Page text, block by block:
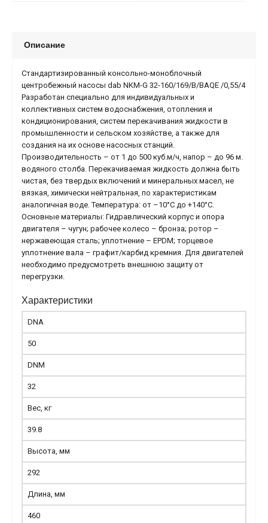
Описание
Стандартизированный консольно-моноблочный
центробежный насосы dab NKM-G 32-160/169/B/BAQE /0,55/4
Разработан специально для индивидуальных и
коллективных систем водоснабжения, отопления и
кондиционирования, систем перекачивания жидкости в
промышленности и сельском хозяйстве, а также для
создания на их основе насосных станций.
Производительность – от 1 до 500 куб.м/ч, напор – до 96 м.
водяного столба. Перекачиваемая жидкость должна быть
чистая, без твердых включений и минеральных масел, не
вязкая, химически нейтральная, по характеристикам
аналогичная воде. Температура: от –10°С до +140°С.
Основные материалы: Гидравлический корпус и опора
двигателя – чугун; рабочее колесо – бронза; ротор –
нержавеющая сталь; уплотнение – EPDM; торцевое
уплотнение вала – графит/карбид кремния. Для двигателей
необходимо предусмотреть внешнюю защиту от
перегрузки.
Характеристики
DNA
50
DNM
32
Вес, кг
39.8
Высота, мм
292
Длина, мм
460